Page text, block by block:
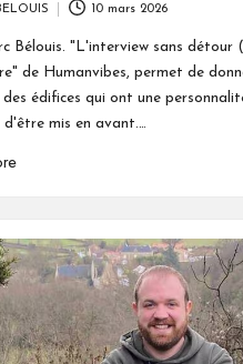
10 mars 2026
Bélouis. "L'interview sans détour
de Humanvibes, permet de
édifices qui ont une
mis en avant.…